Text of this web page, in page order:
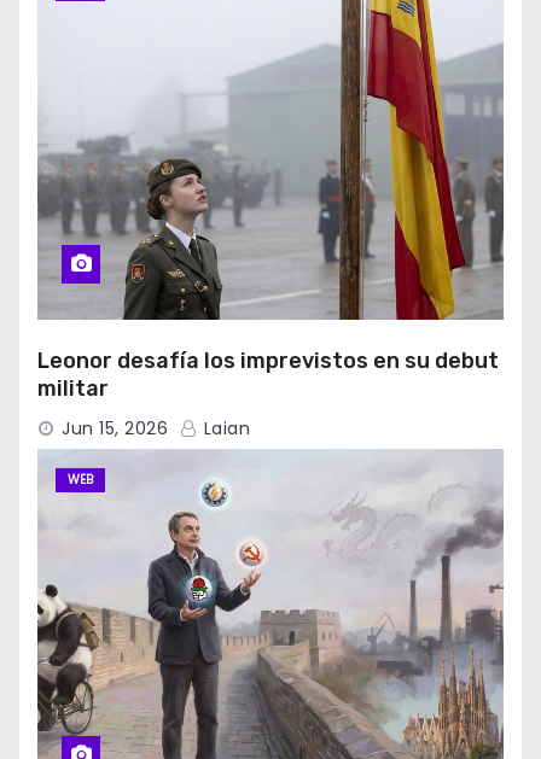
Leonor desafía los imprevistos en su debut
militar
Jun 15, 2026 Laian
WEB